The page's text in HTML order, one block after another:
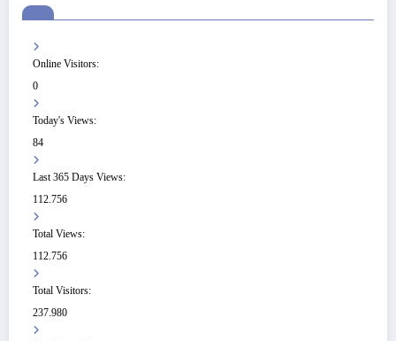
Online Visitors:
0
Today's Views:
84
Last 365 Days Views:
112.756
Total Views:
112.756
Total Visitors:
237.980